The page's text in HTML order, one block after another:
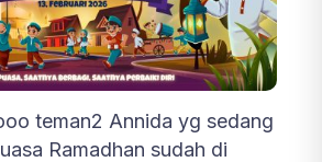
teman2 Annida yg sedang
Ramadhan sudah di